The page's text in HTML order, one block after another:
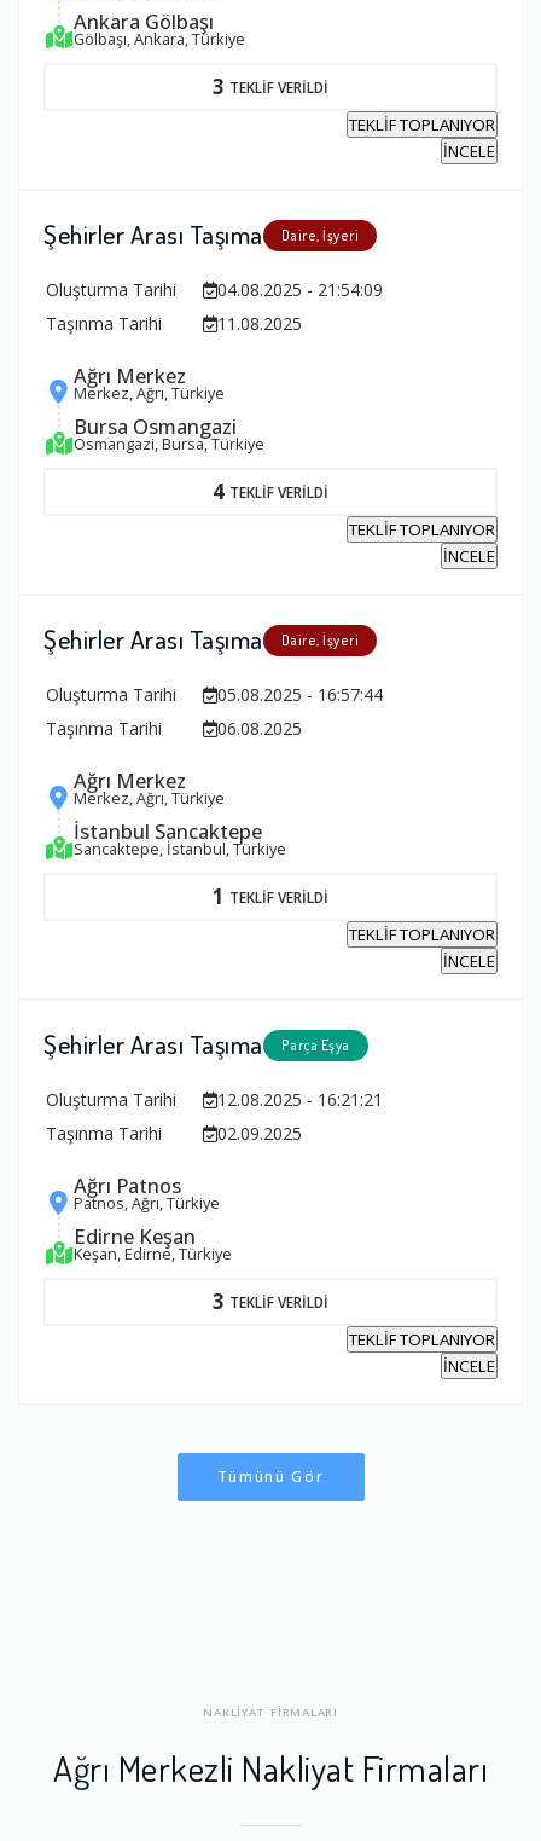
Ankara Gölbaşı
Gölbaşı, Ankara, Türkiye
3 TEKLİF VERİLDİ
TEKLİF TOPLANIYOR
İNCELE
Şehirler Arası Taşıma Daire, İşyeri
Oluşturma Tarihi
04.08.2025 - 21:54:09
Taşınma Tarihi
11.08.2025
Ağrı Merkez
Merkez, Ağrı, Türkiye
Bursa Osmangazi
Osmangazi, Bursa, Türkiye
4 TEKLİF VERİLDİ
TEKLİF TOPLANIYOR
İNCELE
Şehirler Arası Taşıma Daire, İşyeri
Oluşturma Tarihi
05.08.2025 - 16:57:44
Taşınma Tarihi
06.08.2025
Ağrı Merkez
Merkez, Ağrı, Türkiye
İstanbul Sancaktepe
Sancaktepe, İstanbul, Türkiye
1 TEKLİF VERİLDİ
TEKLİF TOPLANIYOR
İNCELE
Şehirler Arası Taşıma Parça Eşya
Oluşturma Tarihi
12.08.2025 - 16:21:21
Taşınma Tarihi
02.09.2025
Ağrı Patnos
Patnos, Ağrı, Türkiye
Edirne Keşan
Keşan, Edirne, Türkiye
3 TEKLİF VERİLDİ
TEKLİF TOPLANIYOR
İNCELE
Tümünü Gör
NAKLİYAT FİRMALARI
Ağrı Merkezli Nakliyat Firmaları